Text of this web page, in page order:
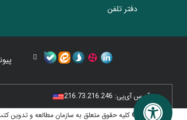
دفتر تلفن
آدرس آی‌پی: 216.73.216.246
© کلیه حقوق متعلق به سازمان مطالعه و تدوین